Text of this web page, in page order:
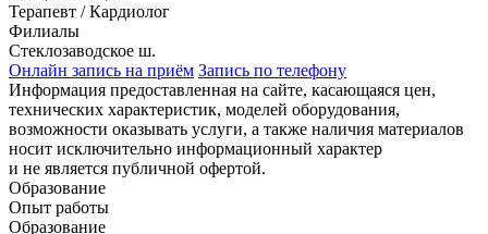
Терапевт / Кардиолог
Филиалы
Стеклозаводское ш.
Онлайн запись на приём Запись по телефону
Информация предоставленная на сайте, касающаяся цен,
технических характеристик, моделей оборудования,
возможности оказывать услуги, а также наличия материалов
носит исключительно информационный характер
и не является публичной офертой.
Образование
Опыт работы
Образование